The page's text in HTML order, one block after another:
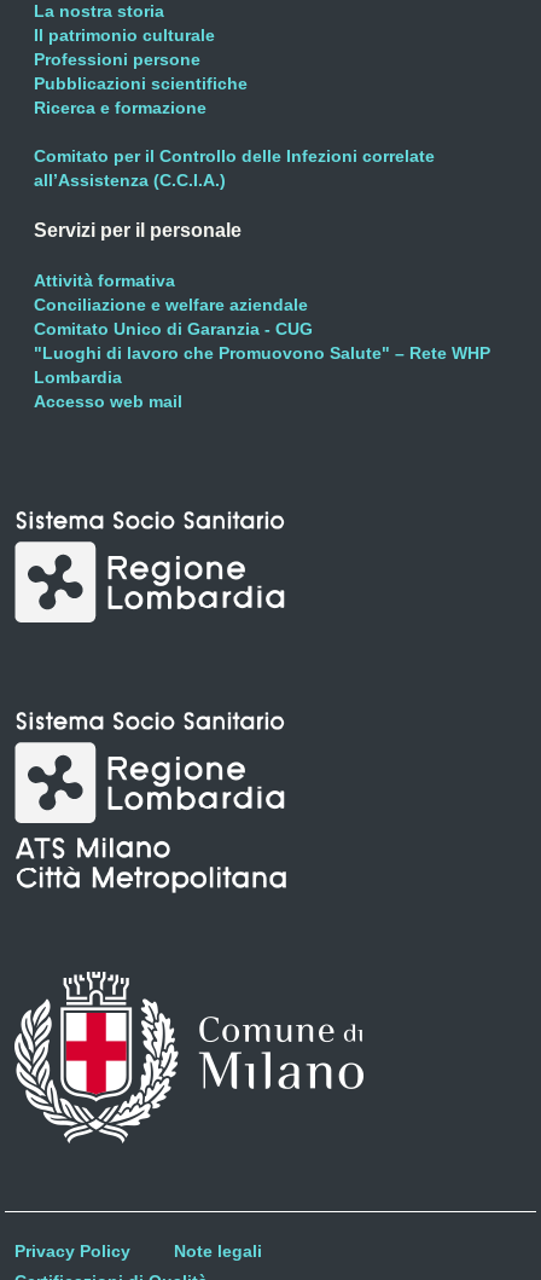
La nostra storia
Il patrimonio culturale
Professioni persone
Pubblicazioni scientifiche
Ricerca e formazione
Comitato per il Controllo delle Infezioni correlate
all’Assistenza (C.C.I.A.)
Servizi per il personale
Attività formativa
Conciliazione e welfare aziendale
Comitato Unico di Garanzia - CUG
"Luoghi di lavoro che Promuovono Salute" – Rete WHP
Lombardia
Accesso web mail
Privacy Policy
Note legali